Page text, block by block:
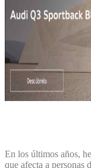
En los últimos años,
que afecta a personas